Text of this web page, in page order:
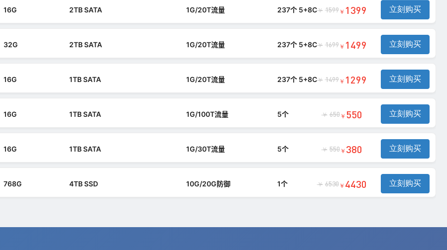
16G 2TB SATA 1G/20T流量 237个 5+8C￥ 1599￥ 1399 立刻购买
32G 2TB SATA 1G/20T流量 237个 5+8C￥ 1699￥ 1499 立刻购买
16G 1TB SATA 1G/20T流量 237个 5+8C￥ 1499￥ 1299 立刻购买
16G 1TB SATA 1G/100T流量 5个 ￥ 650￥ 550 立刻购买
16G 1TB SATA 1G/30T流量 5个 ￥ 550￥ 380 立刻购买
768G 4TB SSD 10G/20G防御 1个 ￥ 6530￥ 4430 立刻购买